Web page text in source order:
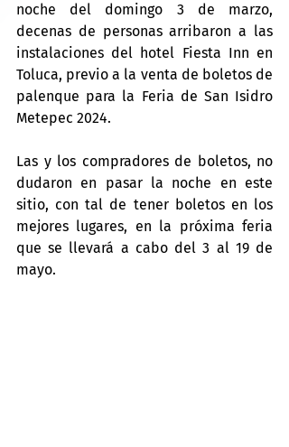
noche del domingo 3 de marzo,
decenas de personas arribaron a las
instalaciones del hotel Fiesta Inn en
Toluca, previo a la venta de boletos de
palenque para la Feria de San Isidro
Metepec 2024.
Las y los compradores de boletos, no
dudaron en pasar la noche en este
sitio, con tal de tener boletos en los
mejores lugares, en la próxima feria
que se llevará a cabo del 3 al 19 de
mayo.